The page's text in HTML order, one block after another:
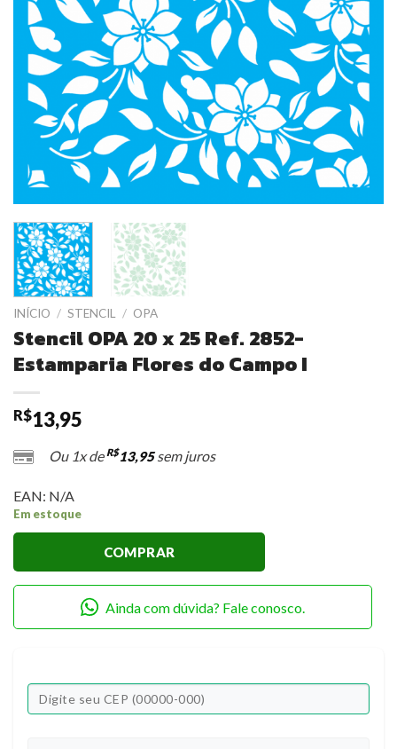
INÍCIO / STENCIL / OPA
Stencil OPA 20 x 25 Ref. 2852-
Estamparia Flores do Campo I
R$13,95
Ou 1x de R$13,95sem juros
EAN: N/A
Em estoque
COMPRAR
Ainda com dúvida? Fale conosco.